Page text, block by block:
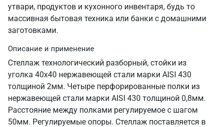
утвари, продуктов и кухонного инвентаря, будь то
массивная бытовая техника или банки с домашними
заготовками.
Описание и применение
Стеллаж технологический разборный, стойки из
уголка 40х40 нержавеющей стали марки AISI 430
толщиной 2мм. Четыре перфорированные полки из
нержавеющей стали марки AISI 430 толщиной 0,8мм.
Расстояние между полками регулируемое с шагом
50мм. Регулируемые опоры. Стеллаж поставляется в